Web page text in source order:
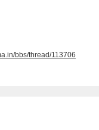
bbs/thread/113706